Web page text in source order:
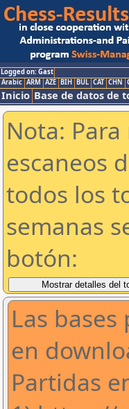
Logged on: Gast
Arabic ARM AZE BIH BUL CAT CHN
Inicio Base de datos de
Nota:
escaneos
todos los
semanas
botón:
Las
en
Partidas